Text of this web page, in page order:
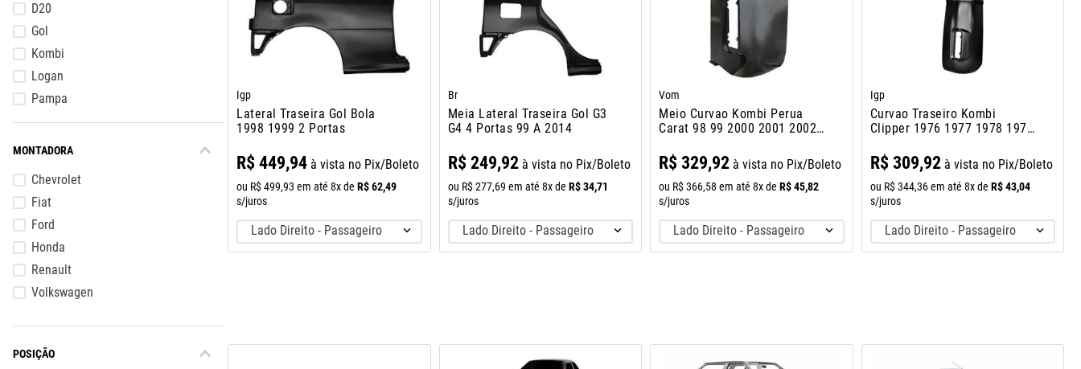
D20
Gol
Kombi
Logan
Pampa
Parati
Uno
MONTADORA
Chevrolet
Fiat
Ford
Honda
Renault
Volkswagen
POSIÇÃO
Igp
Lateral Traseira Gol Bola
1998 1999 2 Portas
R$ 449,94 à vista no Pix/Boleto
ou R$ 499,93 em até 8x de R$ 62,49
s/juros
Lado Direito - Passageiro
Br
Meia Lateral Traseira Gol G3
G4 4 Portas 99 A 2014
R$ 249,92à vista no Pix/Boleto
ou R$ 277,69 em até 8x de R$ 34,71
s/juros
Lado Direito - Passageiro
Vom
Meio Curvao Kombi Perua
Carat 98 99 2000 2001 2002
R$ 329,92 à vista no Pix/Boleto
ou R$366,58 em até 8x de R$45,82
s/juros
Lado Direito - Passageiro
Igp
Curvao Traseiro Kombi
Clipper 1976 1977 1978 1979
R$ 309,92à vista no Pix/Boleto
ou R$ 344,36 em até 8x de R$ 43,04
s/juros
Lado Direito - Passageiro